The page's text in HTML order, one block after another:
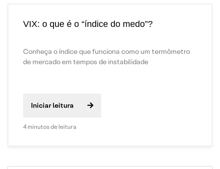
VIX: o que é o “índice do medo”?
Conheça o índice que funciona como um termômetro
de mercado em tempos de instabilidade
Iniciar leitura
4 minutos de leitura